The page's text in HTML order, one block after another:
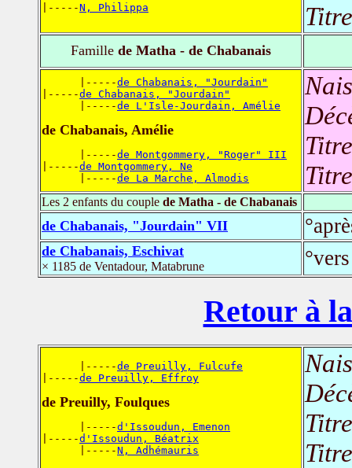
|-----N, Philippa
Famille de Matha - de Chabanais
      |-----
de Chabanais, "Jourdain"
|-----de Chabanais, "Jourdain"
      |-----
de L'Isle-Jourdain, Amélie
de Chabanais, Amélie
      |-----
de Montgommery, "Roger" III
|-----de Montgommery, Ne
      |-----
de La Marche, Almodis
Les 2 enfants du couple de Matha - de Chabanais
de Chabanais, "Jourdain" VII
de Chabanais, Eschivat
× 1185 de Ventadour, Matabrune
Retour à
      |-----
de Preuilly, Fulcufe
|-----de Preuilly, Effroy
de Preuilly, Foulques
      |-----
d'Issoudun, Emenon
|-----d'Issoudun, Béatrix
      |-----
N, Adhémauris